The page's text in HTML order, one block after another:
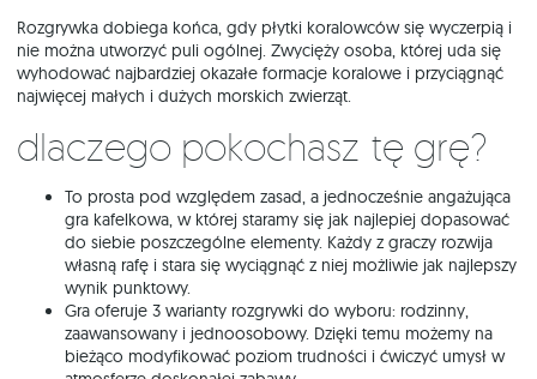
Rozgrywka dobiega końca, gdy płytki koralowców się wyczerpią i
nie można utworzyć puli ogólnej. Zwycięży osoba, której uda się
wyhodować najbardziej okazałe formacje koralowe i przyciągnąć
najwięcej małych i dużych morskich zwierząt.
Dlaczego pokochasz tę grę?
To prosta pod względem zasad, a jednocześnie angażująca
gra kafelkowa, w której staramy się jak najlepiej dopasować
do siebie poszczególne elementy. Każdy z graczy rozwija
własną rafę i stara się wyciągnąć z niej możliwie jak najlepszy
wynik punktowy.
Gra oferuje 3 warianty rozgrywki do wyboru: rodzinny,
zaawansowany i jednoosobowy. Dzięki temu możemy na
bieżąco modyfikować poziom trudności i ćwiczyć umysł w